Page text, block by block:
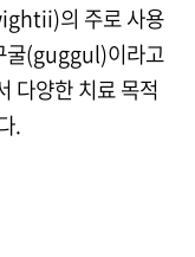
의 주로 사용
굴(guggul)이라고
다양한 치료 목적
.